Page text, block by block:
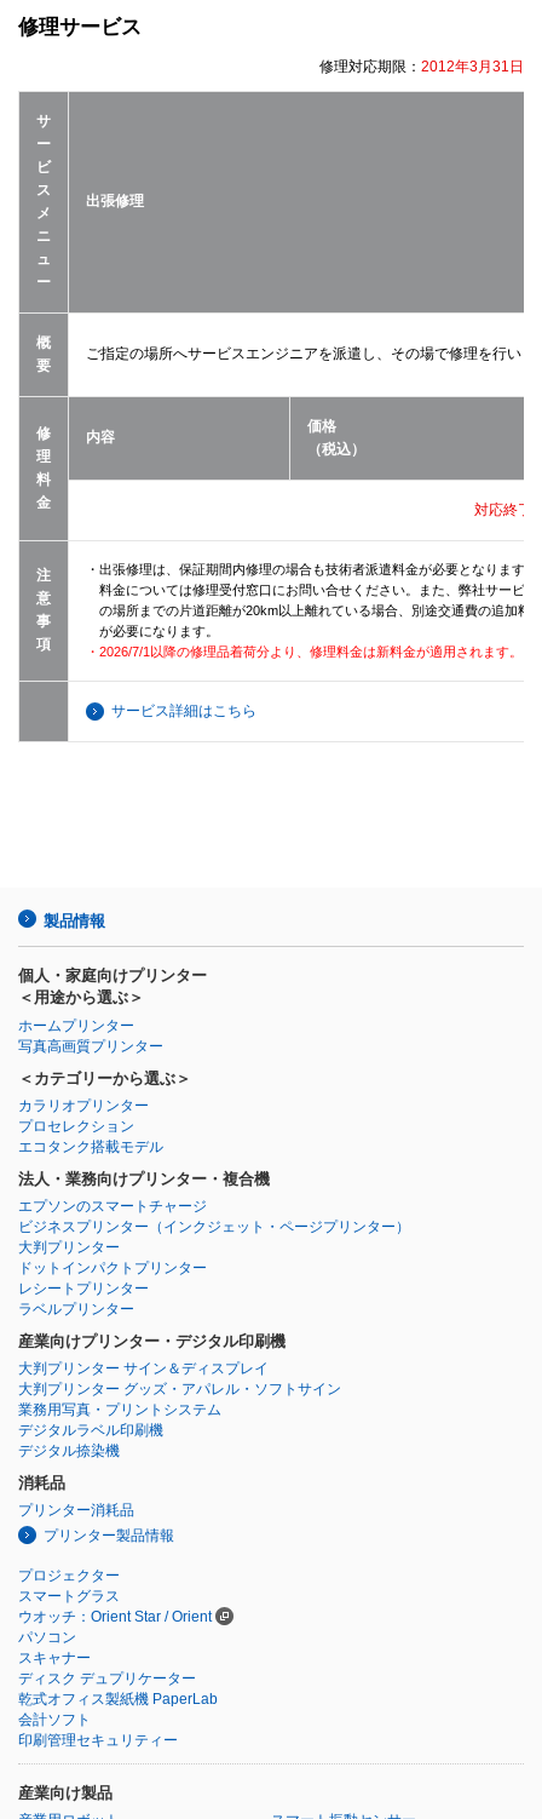
修理サービス
修理対応期限： 2012年3月31日
サ
ー
ビ
ス
メ
ニ
ュ
ー
出張修理
概
要
ご指定の場所へサービスエンジニアを派遣し、その場で修理を行いま
修
理
料
金
内容
価格
（税込）
対応終了
注
意
事
項
・出張修理は、保証期間内修理の場合も技術者派遣料金が必要となります
料金については修理受付窓口にお問い合せください。また、弊社サービ
の場所までの片道距離が20km以上離れている場合、別途交通費の追加
が必要になります。
・2026/7/1以降の修理品着荷分より、修理料金は新料金が適用されます。
サービス詳細はこちら
製品情報
個人・家庭向けプリンター
＜用途から選ぶ＞
ホームプリンター
写真高画質プリンター
＜カテゴリーから選ぶ＞
カラリオプリンター
プロセレクション
エコタンク搭載モデル
法人・業務向けプリンター・複合機
エプソンのスマートチャージ
ビジネスプリンター （インクジェット・ページプリンター）
大判プリンター
ドットインパクトプリンター
レシートプリンター
ラベルプリンター
産業向けプリンター・デジタル印刷機
大判プリンター サイン＆ディスプレイ
大判プリンター グッズ・アパレル・ソフトサイン
業務用写真・プリントシステム
デジタルラベル印刷機
デジタル捺染機
消耗品
プリンター消耗品
プリンター製品情報
プロジェクター
スマートグラス
ウオッチ：Orient Star / Orient
パソコン
スキャナー
ディスク デュプリケーター
乾式オフィス製紙機 PaperLab
会計ソフト
印刷管理セキュリティー
産業向け製品